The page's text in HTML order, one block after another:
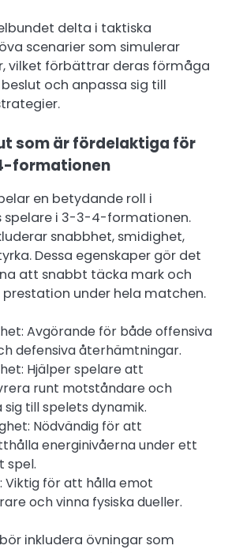
delta i taktiska
scenarier som simulerar
vilket förbättrar deras förmåga
och anpassa sig till
som är fördelaktiga för
formationen
en betydande roll i
spelare i 3-3-4-formationen.
snabbhet, smidighet,
Dessa egenskaper gör det
att snabbt täcka mark och
under hela matchen.
Avgörande för både offensiva
defensiva återhämtningar.
Hjälper spelare att
runt motståndare och
sig till spelets dynamik.
Nödvändig för att
energinivåerna under ett
spel.
Viktig för att hålla emot
och vinna fysiska dueller.
inkludera övningar som